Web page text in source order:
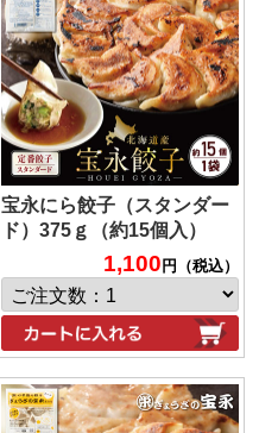
宝永にら餃子（スタンダー
ド）375ｇ（約15個入）
1,100 円（税込）